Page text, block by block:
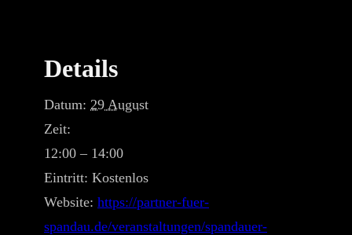
Details
Datum: 29 August
Zeit:
12:00 – 14:00
Eintritt: Kostenlos
Website: https://partner-fuer-
spandau.de/veranstaltungen/spandauer-